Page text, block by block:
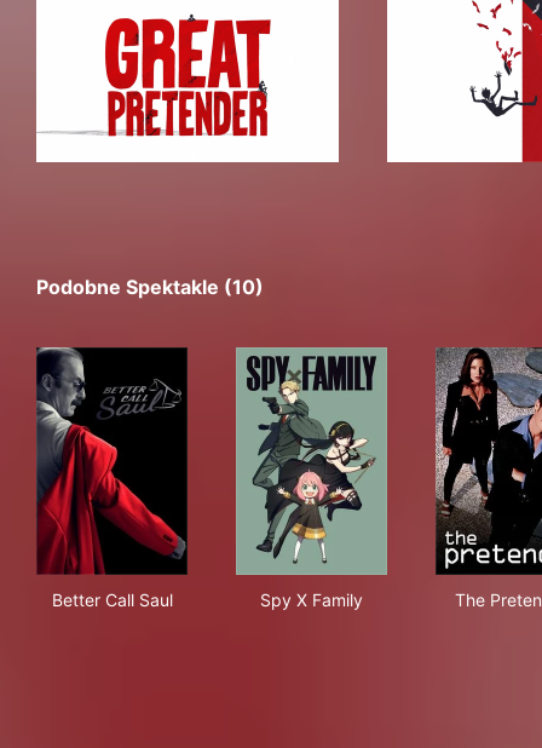
Podobne Spektakle (10)
Better Call Saul Spy X Family The